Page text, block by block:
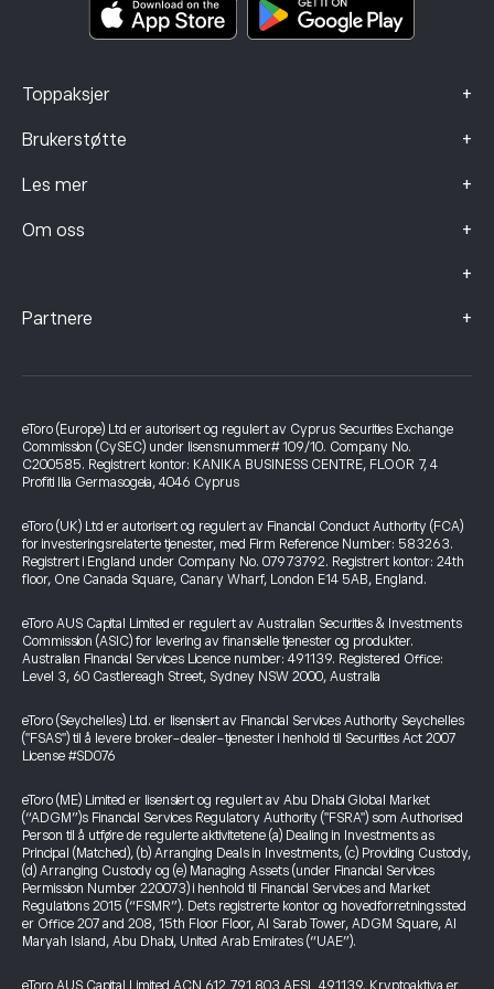
Toppaksjer +
Brukerstøtte +
Les mer +
Om oss +
+
Partnere +
eToro (Europe) Ltd er autorisert og regulert av Cyprus Securities Exchange
Commission (CySEC) under lisensnummer# 109/10. Company No.
C200585. Registrert kontor: KANIKA BUSINESS CENTRE, FLOOR 7, 4
Profiti Ilia Germasogeia, 4046 Cyprus
eToro (UK) Ltd er autorisert og regulert av Financial Conduct Authority (FCA)
for investeringsrelaterte tjenester, med Firm Reference Number: 583263.
Registrert i England under Company No. 07973792. Registrert kontor: 24th
floor, One Canada Square, Canary Wharf, London E14 5AB, England.
eToro AUS Capital Limited er regulert av Australian Securities & Investments
Commission (ASIC) for levering av finansielle tjenester og produkter.
Australian Financial Services Licence number: 491139. Registered Office:
Level 3, 60 Castlereagh Street, Sydney NSW 2000, Australia
eToro (Seychelles) Ltd. er lisensiert av Financial Services Authority Seychelles
("FSAS") til å levere broker-dealer-tjenester i henhold til Securities Act 2007
License #SD076
eToro (ME) Limited er lisensiert og regulert av Abu Dhabi Global Market
(“ADGM”)s Financial Services Regulatory Authority ("FSRA") som Authorised
Person til å utføre de regulerte aktivitetene (a) Dealing in Investments as
Principal (Matched), (b) Arranging Deals in Investments, (c) Providing Custody,
(d) Arranging Custody og (e) Managing Assets (under Financial Services
Permission Number 220073) i henhold til Financial Services and Market
Regulations 2015 (“FSMR”). Dets registrerte kontor og hovedforretningssted
er Office 207 and 208, 15th Floor Floor, Al Sarab Tower, ADGM Square, Al
Maryah Island, Abu Dhabi, United Arab Emirates (“UAE”).
eToro AUS Capital Limited ACN 612 791 803 AFSL 491139. Kryptoaktiva er